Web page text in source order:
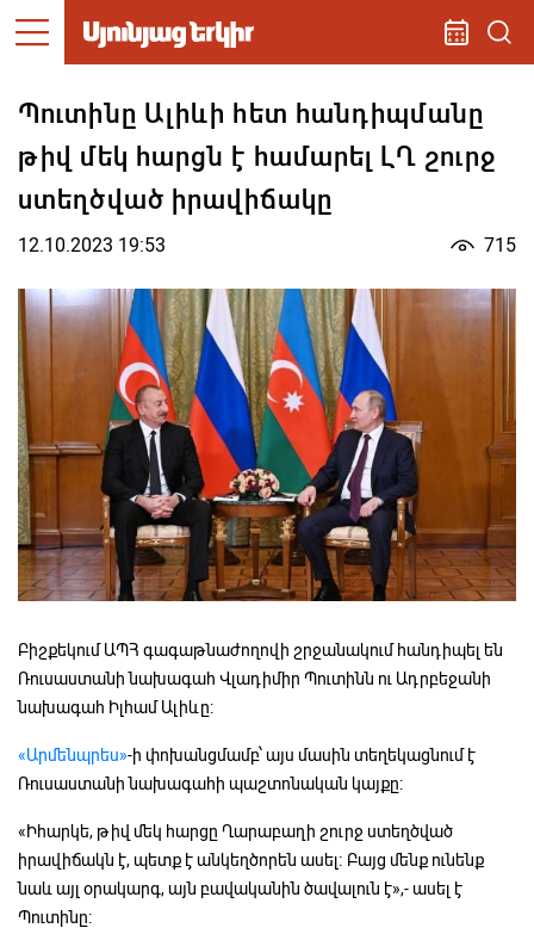
Պուտինը Ալիևի հետ հանդիպմանը
թիվ մեկ հարցն է համարել ԼՂ շուրջ
ստեղծված իրավիճակը
12.10.2023 19:53 715
Բիշքեկում ԱՊՀ գագաթնաժողովի շրջանակում հանդիպել են
Ռուսաստանի նախագահ Վլադիմիր Պուտինն ու Ադրբեջանի
նախագահ Իլհամ Ալիևը:
«Արմենպրես»-ի փոխանցմամբ՝ այս մասին տեղեկացնում է
Ռուսաստանի նախագահի պաշտոնական կայքը:
«Իհարկե, թիվ մեկ հարցը Ղարաբաղի շուրջ ստեղծված
իրավիճակն է, պետք է անկեղծորեն ասել։ Բայց մենք ունենք
նաև այլ օրակարգ, այն բավականին ծավալուն է»,- ասել է
Պուտինը: